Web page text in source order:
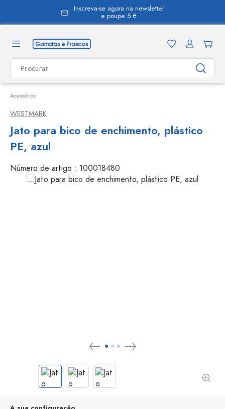
Inscreva-se agora na newsletter
e poupe 5 €
Acessórios
WESTMARK
Jato para bico de enchimento, plástico
PE, azul
Número de artigo : 100018480